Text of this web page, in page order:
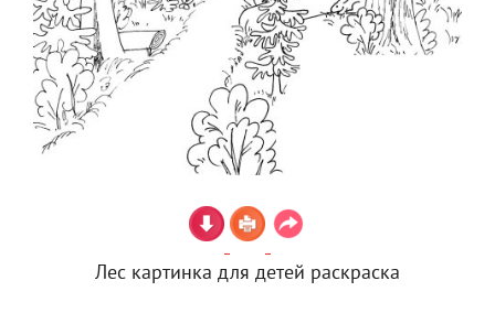
Лес картинка для детей раскраска